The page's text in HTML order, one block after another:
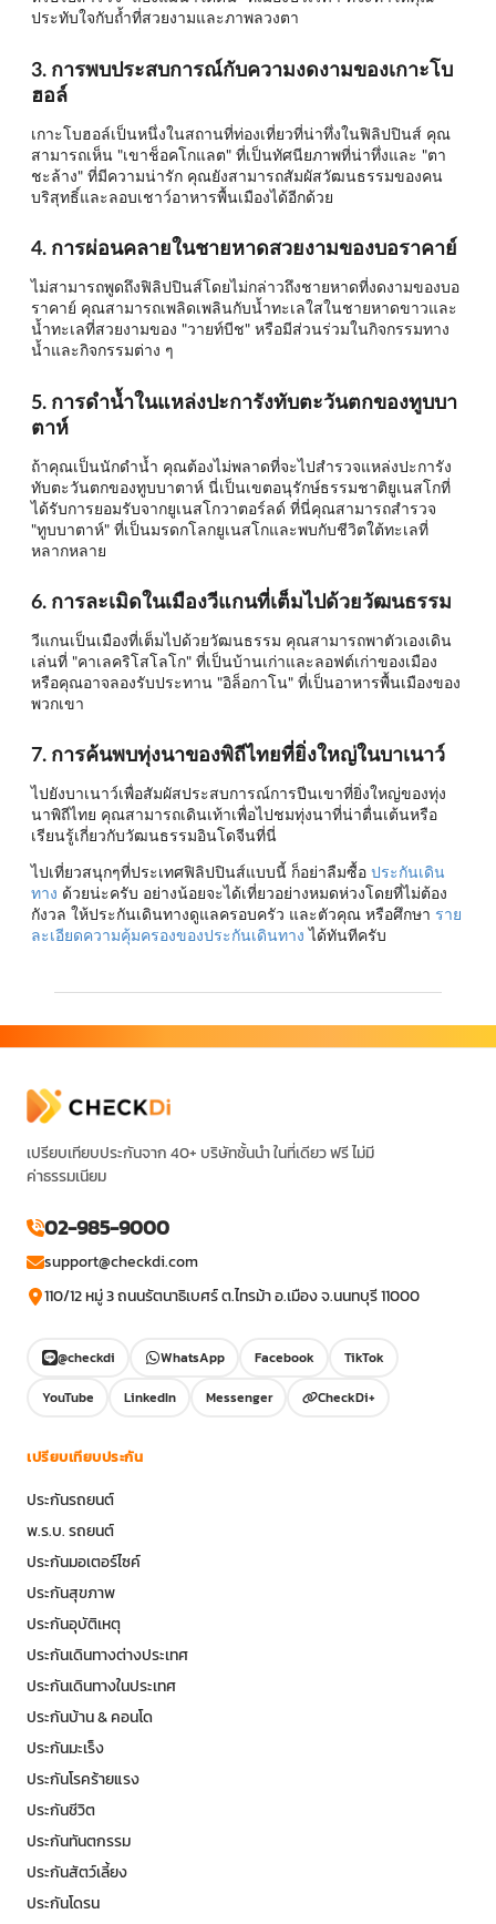
ประทับใจกับถ้ำที่สวยงามและภาพลวงตา
3. การพบประสบการณ์กับความงดงามของเกาะโบ
ฮอล์
เกาะโบฮอล์เป็นหนึ่งในสถานที่ท่องเที่ยวที่น่าทึ่งในฟิลิปปินส์ คุณ
สามารถเห็น "เขาช็อคโกแลต" ที่เป็นทัศนียภาพที่น่าทึ่งและ "ตา
ชะล้าง" ที่มีความน่ารัก คุณยังสามารถสัมผัสวัฒนธรรมของคน
บริสุทธิ์และลอบเชาว์อาหารพื้นเมืองได้อีกด้วย
4. การผ่อนคลายในชายหาดสวยงามของบอราคาย์
ไม่สามารถพูดถึงฟิลิปปินส์โดยไม่กล่าวถึงชายหาดที่งดงามของบอ
ราคาย์ คุณสามารถเพลิดเพลินกับน้ำทะเลใสในชายหาดขาวและ
น้ำทะเลที่สวยงามของ "วายท์บีช" หรือมีส่วนร่วมในกิจกรรมทาง
น้ำและกิจกรรมต่าง ๆ
5. การดำน้ำในแหล่งปะการังทับตะวันตกของทูบบา
ตาห์
ถ้าคุณเป็นนักดำน้ำ คุณต้องไม่พลาดที่จะไปสำรวจแหล่งปะการัง
ทับตะวันตกของทูบบาตาห์ นี่เป็นเขตอนุรักษ์ธรรมชาติยูเนสโกที่
ได้รับการยอมรับจากยูเนสโกวาตอร์ลด์ ที่นี่คุณสามารถสำรวจ
"ทูบบาตาห์" ที่เป็นมรดกโลกยูเนสโกและพบกับชีวิตใต้ทะเลที่
หลากหลาย
6. การละเมิดในเมืองวีแกนที่เต็มไปด้วยวัฒนธรรม
วีแกนเป็นเมืองที่เต็มไปด้วยวัฒนธรรม คุณสามารถพาตัวเองเดิน
เล่นที่ "คาเลคริโสโลโก" ที่เป็นบ้านเก่าและลอฟต์เก่าของเมือง
หรือคุณอาจลองรับประทาน "อิล็อกาโน" ที่เป็นอาหารพื้นเมืองของ
พวกเขา
7. การค้นพบทุ่งนาของพิถีไทยที่ยิ่งใหญ่ในบาเนาว์
ไปยังบาเนาว์เพื่อสัมผัสประสบการณ์การปีนเขาที่ยิ่งใหญ่ของทุ่ง
นาพิถีไทย คุณสามารถเดินเท้าเพื่อไปชมทุ่งนาที่น่าตื่นเต้นหรือ
เรียนรู้เกี่ยวกับวัฒนธรรมอินโดจีนที่นี่
ไปเที่ยวสนุกๆที่ประเทศฟิลิปปินส์แบบนี้ ก็อย่าลืมซื้อ ประกันเดิน
ทาง ด้วยน่ะครับ อย่างน้อยจะได้เที่ยวอย่างหมดห่วงโดยที่ไม่ต้อง
กังวล ให้ประกันเดินทางดูแลครอบครัว และตัวคุณ หรือศึกษา ราย
ละเอียดความคุ้มครองของประกันเดินทาง ได้ทันทีครับ
เปรียบเทียบประกันจาก 40+ บริษัทชั้นนำ ในที่เดียว ฟรี ไม่มี
ค่าธรรมเนียม
02-985-9000
support@checkdi.com
110/12 หมู่ 3 ถนนรัตนาธิเบศร์ ต.ไทรม้า อ.เมือง จ.นนทบุรี 11000
@checkdi WhatsApp Facebook
TikTok
YouTube
LinkedIn Messenger CheckDi+
เปรียบเทียบประกัน
ประกันรถยนต์
พ.ร.บ. รถยนต์
ประกันมอเตอร์ไซค์
ประกันสุขภาพ
ประกันอุบัติเหตุ
ประกันเดินทางต่างประเทศ
ประกันเดินทางในประเทศ
ประกันบ้าน & คอนโด
ประกันมะเร็ง
ประกันโรคร้ายแรง
ประกันชีวิต
ประกันทันตกรรม
ประกันสัตว์เลี้ยง
ประกันโดรน